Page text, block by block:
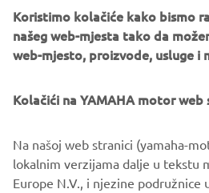
With their new high-tech engines,
and steering systems and new ski
the practical, innovative and
the world, these exciting new
Koristimo kolačiće kako bismo
našeg web-mjesta tako da
web-mjesto, proizvode, usluge i
Kolačići na YAMAHA motor web
Na našoj web stranici (yamaha-
lokalnim verzijama dalje u tekstu
Europe N.V., i njezine podružnice